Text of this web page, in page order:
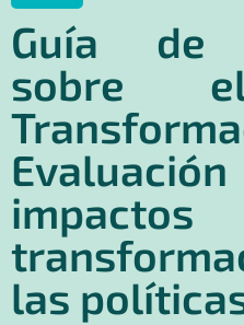
Guía de
sobre
impactos
las